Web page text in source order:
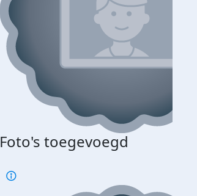
Foto's toegevoegd